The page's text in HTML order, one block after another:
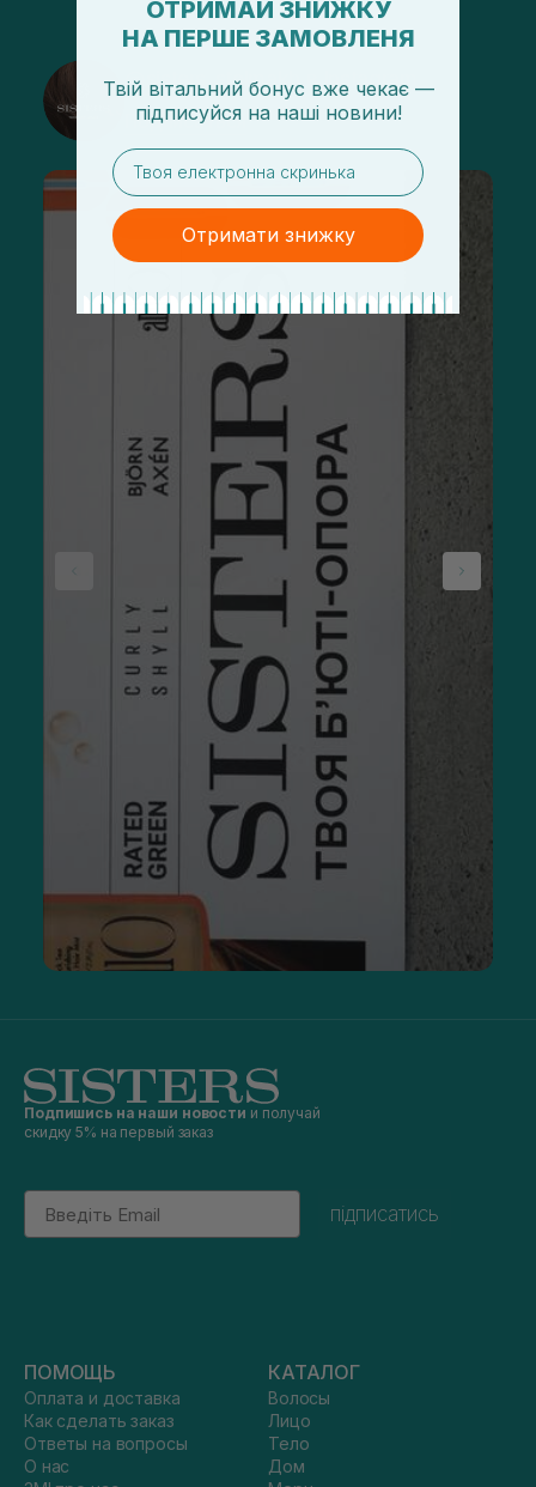
@sisters_stelmakh в Instagram
Подписаться
Подпишись на наши новости и получай
скидку 5% на первый заказ
Email
підписатись
ПОМОЩЬ
Оплата и доставка
Как сделать заказ
Ответы на вопросы
О нас
КАТАЛОГ
Волосы
Лицо
Тело
Дом
ОТРИМАЙ ЗНИЖКУ
НА ПЕРШЕ ЗАМОВЛЕНЯ
Твій вітальний бонус вже чекає —
підписуйся на наші новини!
email
Отримати знижку